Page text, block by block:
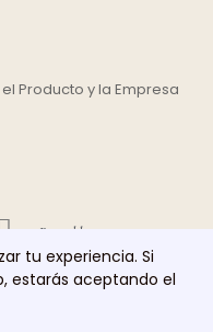
Producto y la Empresa
Rentable
Servicio Responsable
tu experiencia. Si
estarás aceptando el